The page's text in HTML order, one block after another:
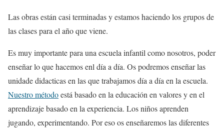
Las obras están casi terminadas y estamos haciendo los grupos de
las clases para el año que viene.
Es muy importante para una escuela infantil como nosotros, poder
enseñar lo que hacemos enl día a día. Os podremos enseñar las
unidade didacticas en las que trabajamos día a día en la escuela.
Nuestro métodoestá basado en la educación en valores y en el
aprendizaje basado en la experiencia. Los niños aprenden
jugando, experimentando. Por eso os enseñaremos las diferentes